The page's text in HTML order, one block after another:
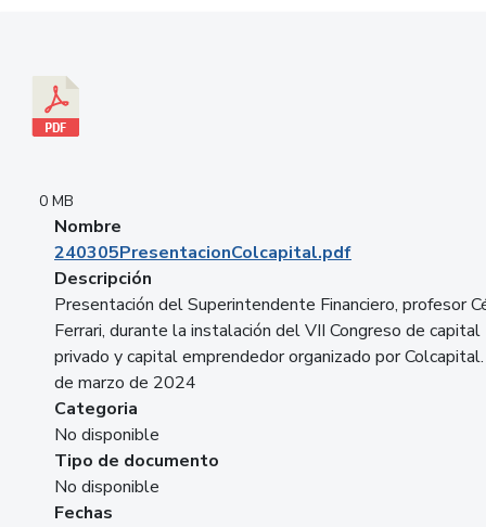
0 MB
Nombre
240305PresentacionColcapital.pdf
Descripción
Presentación del Superintendente Financiero, profesor
Ferrari, durante la instalación del VII Congreso de capital
privado y capital emprendedor organizado por
de marzo de 2024
Categoria
No disponible
Tipo de documento
No disponible
Fechas